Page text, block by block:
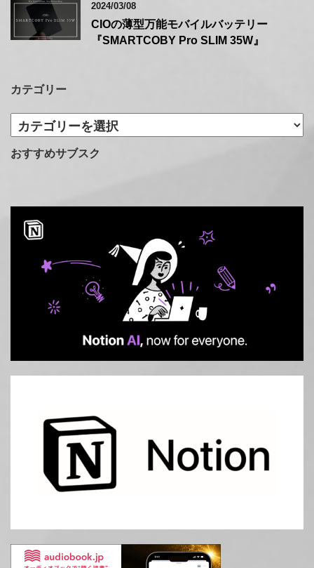
2024/03/08
CIOの薄型万能モバイルバッテリー
『SMARTCOBY Pro SLIM 35W』
カテゴリー
カ
テ
ゴ
おすすめサブスク